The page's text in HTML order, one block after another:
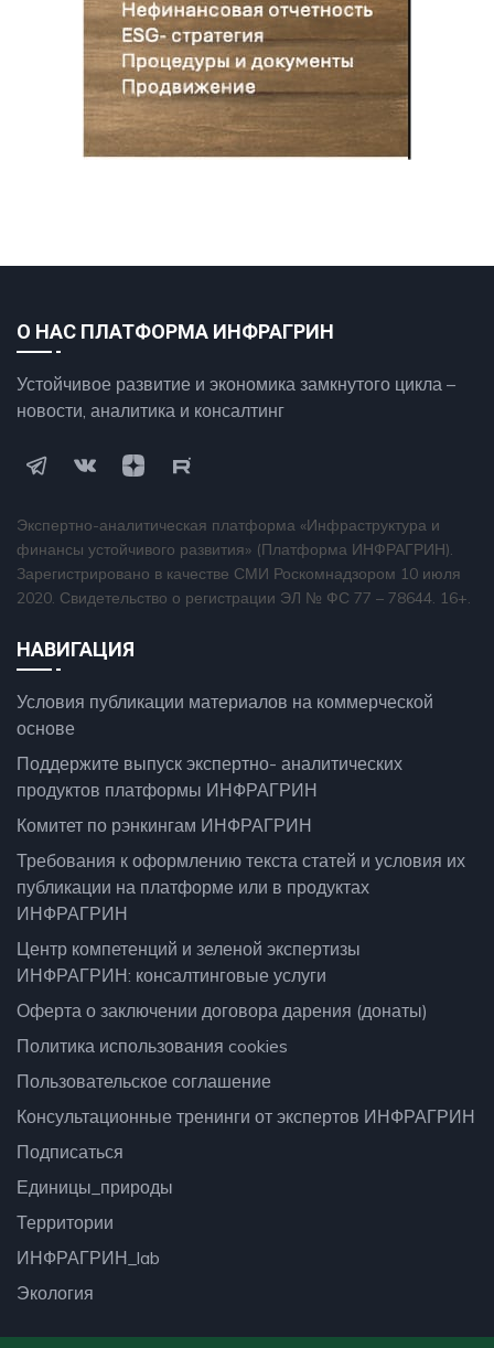
О НАС ПЛАТФОРМА ИНФРАГРИН
Устойчивое развитие и экономика замкнутого цикла –
новости, аналитика и консалтинг
Экспертно-аналитическая платформа «Инфраструктура и
финансы устойчивого развития» (Платформа ИНФРАГРИН).
Зарегистрировано в качестве СМИ Роскомнадзором 10 июля
2020. Свидетельство о регистрации ЭЛ № ФС 77 – 78644. 16+.
НАВИГАЦИЯ
Условия публикации материалов на коммерческой
основе
Поддержите выпуск экспертно- аналитических
продуктов платформы ИНФРАГРИН
Комитет по рэнкингам ИНФРАГРИН
Требования к оформлению текста статей и условия их
публикации на платформе или в продуктах
ИНФРАГРИН
Центр компетенций и зеленой экспертизы
ИНФРАГРИН: консалтинговые услуги
Оферта о заключении договора дарения (донаты)
Политика использования cookies
Пользовательское соглашение
Консультационные тренинги от экспертов ИНФРАГРИН
Подписаться
Единицы_природы
Территории
ИНФРАГРИН_lab
Экология